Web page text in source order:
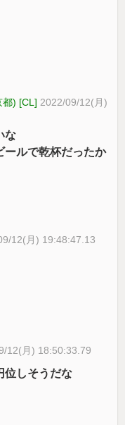
都) [CL] 2022/09/12(月)
な
ールで乾杯だったか
12(月) 19:48:47.13
12(月) 18:50:33.79
位しそうだな